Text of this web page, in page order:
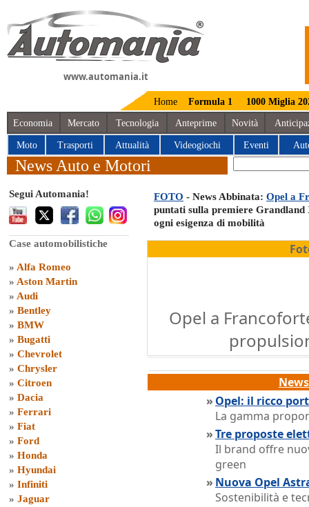
www.automania.it
Home Formula 1 1000 Miglia
Economia Mercato Tecnologia Anteprime Novità
Moto Trasporti Attualità Videogiochi Eventi
News Auto e Motori
Segui Automania!
Case automobilistiche
» Alfa Romeo
» Aston Martin
» Audi
» Bentley
» BMW
» Bugatti
» Chevrolet
» Chrysler
» Citroen
» Dacia
» Ferrari
» Fiat
» Ford
» Honda
» Hyundai
» Infiniti
» Jaguar
FOTO - News Abbinata: Opel a
puntati sulla premiere Grandland
ogni esigenza di mobilità
Opel a
» Opel: il ricco
La gamma
»Tre proposte
Il brand offre
green
» Nuova Opel
Sostenibilità e